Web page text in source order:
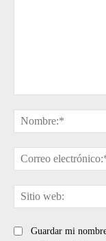
Guardar mi